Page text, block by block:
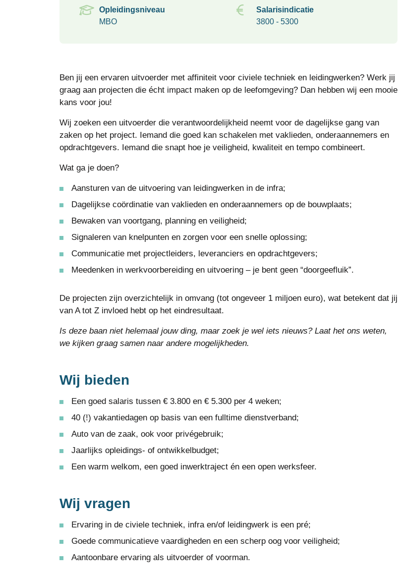
Opleidingsniveau
MBO
Salarisindicatie
3800 - 5300
Ben jij een ervaren uitvoerder met affiniteit voor civiele techniek en leidingwerken? Werk jij
graag aan projecten die écht impact maken op de leefomgeving? Dan hebben wij een mooie
kans voor jou!
Wij zoeken een uitvoerder die verantwoordelijkheid neemt voor de dagelijkse gang van
zaken op het project. Iemand die goed kan schakelen met vaklieden, onderaannemers en
opdrachtgevers. Iemand die snapt hoe je veiligheid, kwaliteit en tempo combineert.
Wat ga je doen?
Aansturen van de uitvoering van leidingwerken in de infra;
Dagelijkse coördinatie van vaklieden en onderaannemers op de bouwplaats;
Bewaken van voortgang, planning en veiligheid;
Signaleren van knelpunten en zorgen voor een snelle oplossing;
Communicatie met projectleiders, leveranciers en opdrachtgevers;
Meedenken in werkvoorbereiding en uitvoering – je bent geen “doorgeefluik”.
De projecten zijn overzichtelijk in omvang (tot ongeveer 1 miljoen euro), wat betekent dat jij
van A tot Z invloed hebt op het eindresultaat.
Is deze baan niet helemaal jouw ding, maar zoek je wel iets nieuws? Laat het ons weten,
we kijken graag samen naar andere mogelijkheden.
Wij bieden
Een goed salaris tussen € 3.800 en € 5.300 per 4 weken;
40 (!) vakantiedagen op basis van een fulltime dienstverband;
Auto van de zaak, ook voor privégebruik;
Jaarlijks opleidings- of ontwikkelbudget;
Een warm welkom, een goed inwerktraject én een open werksfeer.
Wij vragen
Ervaring in de civiele techniek, infra en/of leidingwerk is een pré;
Goede communicatieve vaardigheden en een scherp oog voor veiligheid;
Aantoonbare ervaring als uitvoerder of voorman.